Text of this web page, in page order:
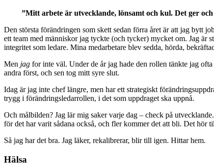
”Mitt arbete är utvecklande, lönsamt och kul. Det ger
Den största förändringen som skett sedan förra året är att jag bytt
ett team med människor jag tyckte (och tycker) mycket om. Jag är
integritet som ledare. Mina medarbetare blev sedda, hörda,
Men jag for inte väl. Under de år jag hade den rollen tänkte jag
andra först, och sen tog mitt syre slut.
Idag är jag inte chef längre, men har ett strategiskt
trygg i förändringsledarrollen, i det som uppdraget ska uppnå.
Och målbilden? Jag lär mig saker varje dag – check på
för det har varit sådana också, och fler kommer det att bli. Det hör
Så jag har det bra. Jag läker, rekalibrerar, blir till igen. Hittar hem.
Hälsa